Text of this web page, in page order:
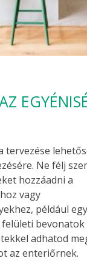
tervezése
Ne félj
hozzáadni a
vagy
például
bevonatok
adhatod
az enteriőrnek.